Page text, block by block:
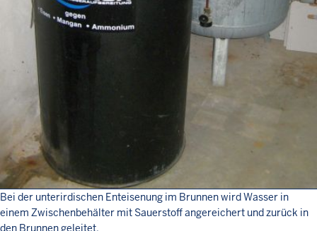
Bei der unterirdischen Enteisenung im Brunnen wird Wasser in
einem Zwischenbehälter mit Sauerstoff angereichert und zurück in
den Brunnen geleitet.